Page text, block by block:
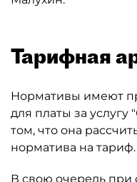
Тарифная
Нормативы имеют
для платы за
том, что она
норматива на тариф.
В свою очередь при